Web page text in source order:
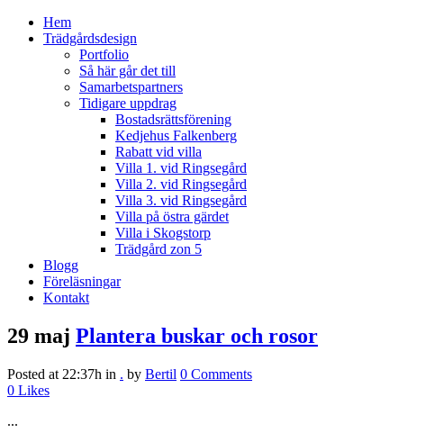
Hem
Trädgårdsdesign
Portfolio
Så här går det till
Samarbetspartners
Tidigare uppdrag
Bostadsrättsförening
Kedjehus Falkenberg
Rabatt vid villa
Villa 1. vid Ringsegård
Villa 2. vid Ringsegård
Villa 3. vid Ringsegård
Villa på östra gärdet
Villa i Skogstorp
Trädgård zon 5
Blogg
Föreläsningar
Kontakt
29 maj Plantera buskar och rosor
Posted at 22:37h in . by Bertil 0 Comments
0 Likes
...